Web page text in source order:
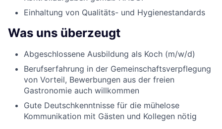
Einhaltung von Qualitäts- und Hygienestandards
Was uns überzeugt
Abgeschlossene Ausbildung als Koch (m/w/d)
Berufserfahrung in der Gemeinschaftsverpflegung
von Vorteil, Bewerbungen aus der freien
Gastronomie auch willkommen
Gute Deutschkenntnisse für die mühelose
Kommunikation mit Gästen und Kollegen nötig